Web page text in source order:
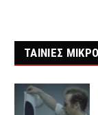
ΤΑΙΝΙΕΣ